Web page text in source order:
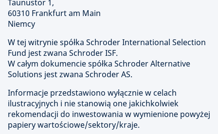
Taunustor 1,
60310 Frankfurt am Main
Niemcy
W tej witrynie spółka Schroder International Selection
Fund jest zwana Schroder ISF.
W całym dokumencie spółka Schroder Alternative
Solutions jest zwana Schroder AS.
Informacje przedstawiono wyłącznie w celach
ilustracyjnych i nie stanowią one jakichkolwiek
rekomendacji do inwestowania w wymienione powyżej
papiery wartościowe/sektory/kraje.